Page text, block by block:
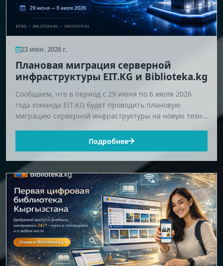
23 июн. 2026 г.
Плановая миграция серверной
инфраструктуры EIT.KG и Biblioteka.kg
Сообщаем, что в период с 29 июня по 6 июля 2026
года команда EIT.KG будет проводить плановую
миграцию серверной инфраструктуры на новую техн…
Подробнее